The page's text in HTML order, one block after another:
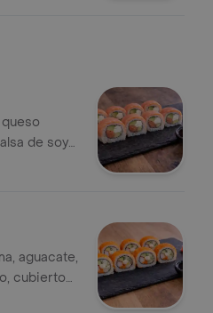
de soya.
aguacate,
cubierto
o teriyaki.